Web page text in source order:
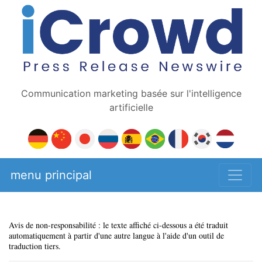
Communication marketing basée sur l'intelligence
artificielle
menu principal
Avis de non-responsabilité : le texte affiché ci-dessous a été traduit
automatiquement à partir d'une autre langue à l'aide d'un outil de
traduction tiers.